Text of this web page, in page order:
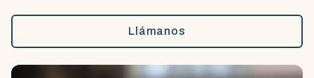
Llámanos